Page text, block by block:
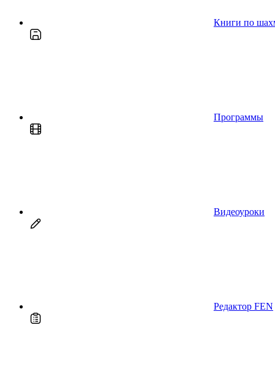
Книги по
Программы
Видеоуроки
Редактор FEN